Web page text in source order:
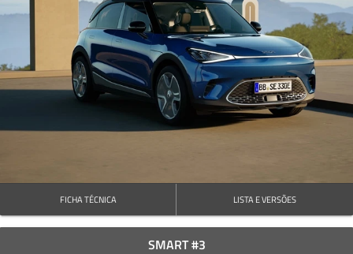
FICHA TÉCNICA LISTA E VERSÕES
SMART #3